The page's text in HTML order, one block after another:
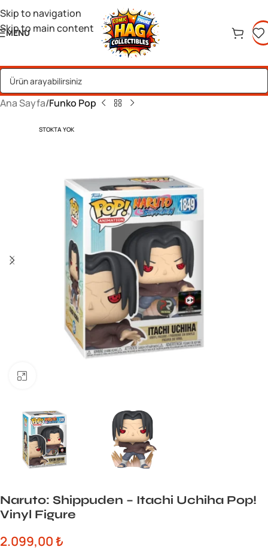
Skip to navigation
Skip to main content
MENU
Ana Sayfa Funko Pop
STOKTA YOK
Naruto: Shippuden – Itachi Uchiha Pop!
Vinyl Figure
2.099,00₺